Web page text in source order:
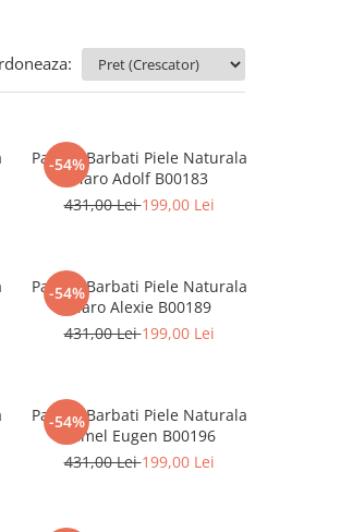
-54%
Pantofi Barbati Piele Naturala
Maro Adolf B00183
431,00 Lei199,00 Lei
-54%
Pantofi Barbati Piele Naturala
Maro Alexie B00189
431,00 Lei199,00 Lei
-54%
Pantofi Barbati Piele Naturala
Camel Eugen B00196
431,00 Lei199,00 Lei